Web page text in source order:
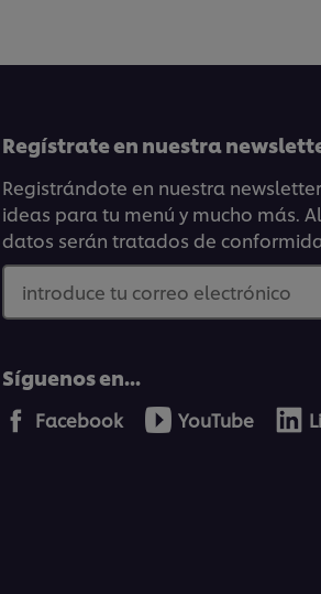
Regístrate en nuestra
Registrándote en nuestra
ideas para tu menú y mucho más.
datos serán tratados de
introduce tu correo electrónico
Síguenos en...
Facebook YouTube